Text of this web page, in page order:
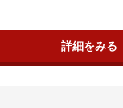
詳細をみる